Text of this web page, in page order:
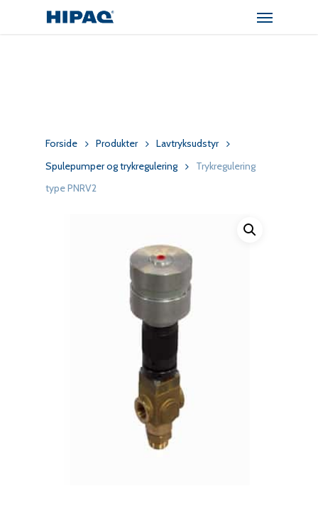
Menu
Forside Produkter
Lavtryksudstyr
Spulepumper og trykregulering
Trykregulering
type PNRV2